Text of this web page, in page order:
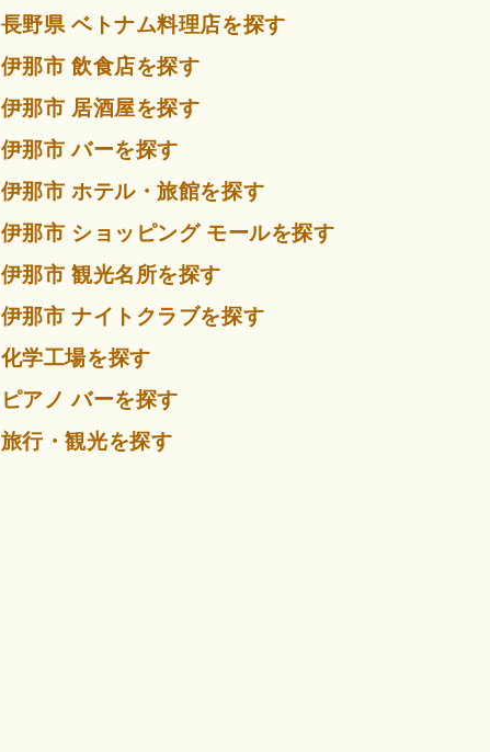
長野県 ベトナム料理店を探す
伊那市 飲食店を探す
伊那市 居酒屋を探す
伊那市 バーを探す
伊那市 ホテル・旅館を探す
伊那市 ショッピング モールを探す
伊那市 観光名所を探す
伊那市 ナイトクラブを探す
化学工場を探す
ピアノ バーを探す
旅行・観光を探す